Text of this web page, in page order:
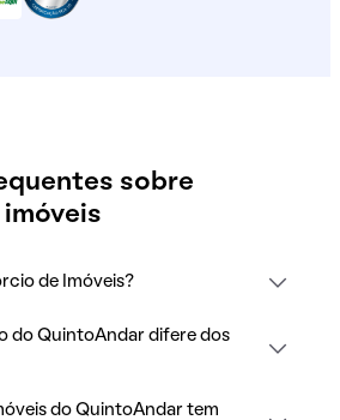
sobre
de Imóveis?
do QuintoAndar difere dos
do QuintoAndar tem